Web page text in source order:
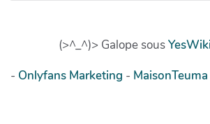
(>^_^)> Galope sousYesWiki
- Onlyfans Marketing - MaisonTeuma